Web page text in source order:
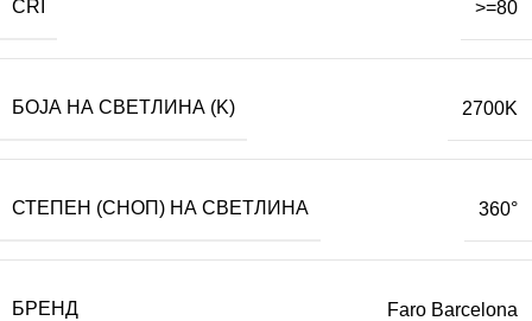
CRI >=80
БОЈА НА СВЕТЛИНА (K) 2700K
СТЕПЕН (СНОП) НА СВЕТЛИНА 360°
БРЕНД Faro Barcelona